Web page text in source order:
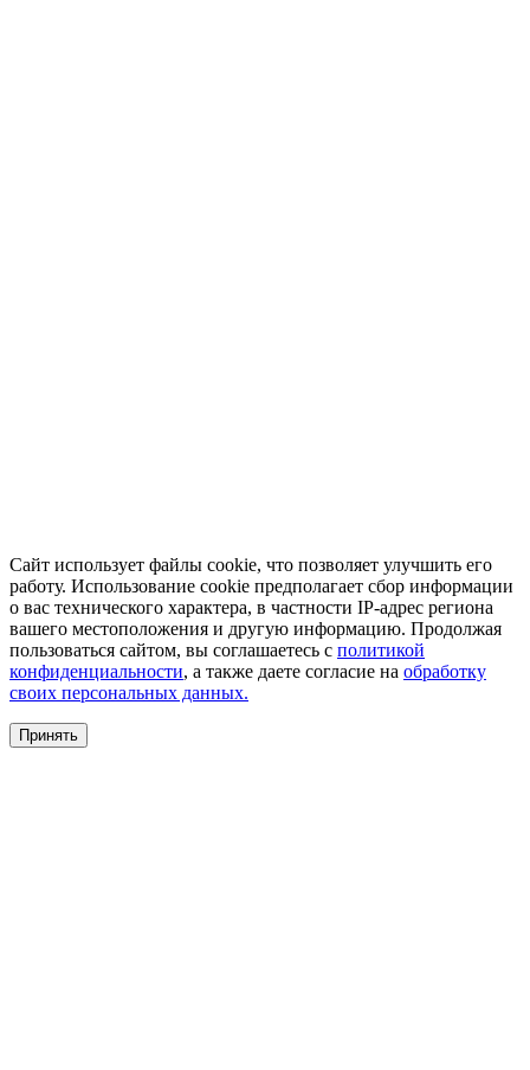
Сайт использует файлы cookie, что позволяет улучшить его
работу. Использование cookie предполагает сбор информации
о вас технического характера, в частности IP-адрес региона
вашего местоположения и другую информацию. Продолжая
пользоваться сайтом, вы соглашаетесь с политикой
конфиденциальности, а также даете согласие на обработку
своих персональных данных.
Принять